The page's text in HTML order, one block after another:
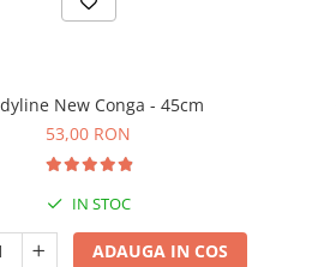
New Conga - 45cm
53,00 RON
IN STOC
ADAUGA IN COS